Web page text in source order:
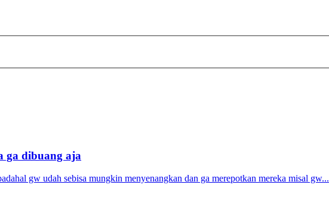
ga dibuang aja
gw udah sebisa mungkin menyenangkan dan ga merepotkan mereka misal gw...